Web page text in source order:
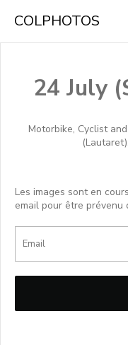
COLPHOTOS
24 July
Motorbike, Cyclist
Les images sont en
email pour être prévenu